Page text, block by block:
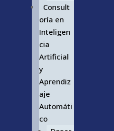
Consult
oría en
Inteligen
cia
Artificial
y
Aprendiz
aje
Automáti
co